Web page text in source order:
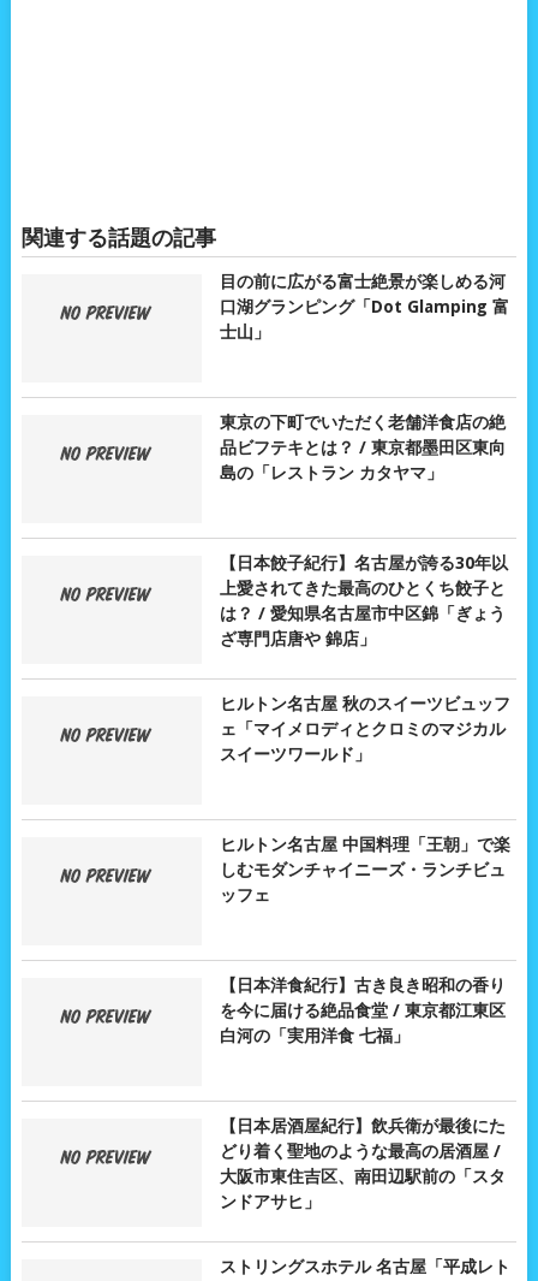
関連する話題の記事
目の前に広がる富士絶景が楽しめる河
口湖グランピング「Dot Glamping 富
士山」
東京の下町でいただく老舗洋食店の絶
品ビフテキとは？ / 東京都墨田区東向
島の「レストラン カタヤマ」
【日本餃子紀行】名古屋が誇る30年以
上愛されてきた最高のひとくち餃子と
は？ / 愛知県名古屋市中区錦「ぎょう
ざ専門店唐や 錦店」
ヒルトン名古屋 秋のスイーツビュッフ
ェ「マイメロディとクロミのマジカル
スイーツワールド」
ヒルトン名古屋 中国料理「王朝」で楽
しむモダンチャイニーズ・ランチビュ
ッフェ
【日本洋食紀行】古き良き昭和の香り
を今に届ける絶品食堂 / 東京都江東区
白河の「実用洋食 七福」
【日本居酒屋紀行】飲兵衛が最後にた
どり着く聖地のような最高の居酒屋 /
大阪市東住吉区、南田辺駅前の「スタ
ンドアサヒ」
ストリングスホテル 名古屋「平成レト